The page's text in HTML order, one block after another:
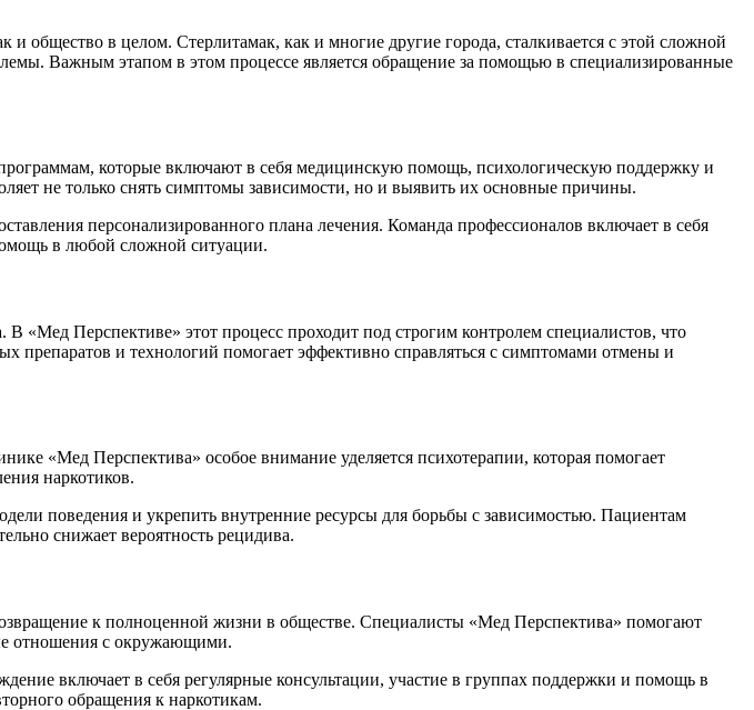
общество в целом. Стерлитамак, как и многие другие города, сталкивается с этой сложной
Важным этапом в этом процессе является обращение за помощью в специализированные
которые включают в себя медицинскую помощь, психологическую поддержку и
не только снять симптомы зависимости, но и выявить их основные причины.
персонализированного плана лечения. Команда профессионалов включает в себя
в любой сложной ситуации.
«Мед Перспективе» этот процесс проходит под строгим контролем специалистов, что
препаратов и технологий помогает эффективно справляться с симптомами отмены и
«Мед Перспектива» особое внимание уделяется психотерапии, которая помогает
наркотиков.
поведения и укрепить внутренние ресурсы для борьбы с зависимостью. Пациентам
снижает вероятность рецидива.
к полноценной жизни в обществе. Специалисты «Мед Перспектива» помогают
отношения с окружающими.
включает в себя регулярные консультации, участие в группах поддержки и помощь в
обращения к наркотикам.